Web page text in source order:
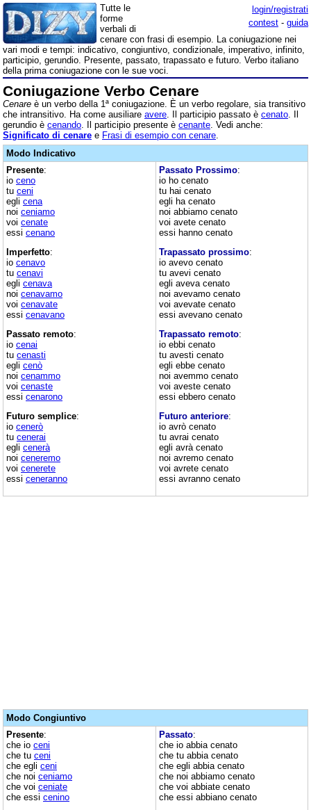
login/registrati
contest - guida
Tutte le
forme
verbali di
cenare con frasi di esempio. La coniugazione nei
vari modi e tempi: indicativo, congiuntivo, condizionale, imperativo, infinito,
participio, gerundio. Presente, passato, trapassato e futuro. Verbo italiano
della prima coniugazione con le sue voci.
Coniugazione Verbo Cenare
Cenare è un verbo della 1ª coniugazione. È un verbo regolare, sia transitivo
che intransitivo. Ha come ausiliare avere . Il participio passato è cenato . Il
gerundio è cenando . Il participio presente è cenante . Vedi anche:
Significato di cenare e Frasi di esempio con cenare
Modo Indicativo
Presente:
io ceno
tu ceni
egli cena
noi ceniamo
voi cenate
essi cenano
Imperfetto:
io cenavo
tu cenavi
egli cenava
noi cenavamo
voi cenavate
essi cenavano
Passato remoto:
io cenai
tu cenasti
egli cenò
noi cenammo
voi cenaste
essi cenarono
Futuro semplice:
io cenerò
tu cenerai
egli cenerà
noi ceneremo
voi cenerete
essi ceneranno
Passato Prossimo:
io ho cenato
tu hai cenato
egli ha cenato
noi abbiamo cenato
voi avete cenato
essi hanno cenato
Trapassato prossimo:
io avevo cenato
tu avevi cenato
egli aveva cenato
noi avevamo cenato
voi avevate cenato
essi avevano cenato
Trapassato remoto:
io ebbi cenato
tu avesti cenato
egli ebbe cenato
noi avemmo cenato
voi aveste cenato
essi ebbero cenato
Futuro anteriore:
io avrò cenato
tu avrai cenato
egli avrà cenato
noi avremo cenato
voi avrete cenato
essi avranno cenato
Modo Congiuntivo
Presente:
che io ceni
che tu ceni
che egli ceni
che noi ceniamo
che voi ceniate
che essi cenino
Passato:
che io abbia cenato
che tu abbia cenato
che egli abbia cenato
che noi abbiamo cenato
che voi abbiate cenato
che essi abbiano cenato